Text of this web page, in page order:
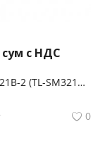
сум с НДС
TP-Link SM321B-2 (TL-SM321B-2) Двунаправленный SFP‑модуль WDM 1000Base-BX
0